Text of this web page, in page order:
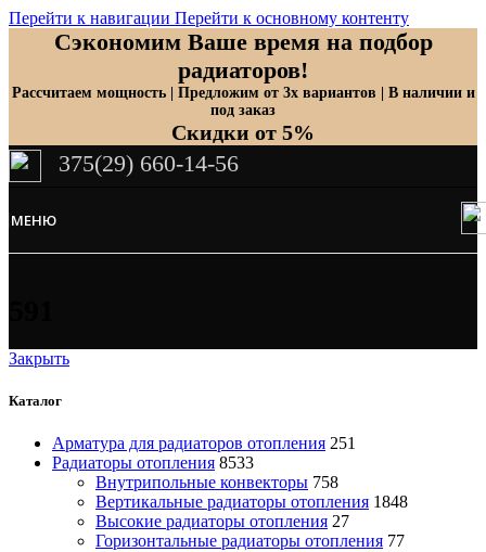
Перейти к навигации Перейти к основному контенту
Сэкономим Ваше время на подбор
радиаторов!
Рассчитаем мощность | Предложим от 3х вариантов | В наличии и
под заказ
Скидки от 5%
375(29) 660-14-56
МЕНЮ
Закрыть
Каталог
Арматура для радиаторов отопления 251
Радиаторы отопления 8533
Внутрипольные конвекторы 758
Вертикальные радиаторы отопления 1848
Высокие радиаторы отопления 27
Горизонтальные радиаторы отопления 77